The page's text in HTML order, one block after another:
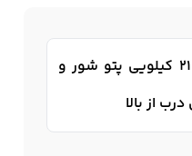
قیمت ماشین لباسشویی 21 کیلویی پتو شور و